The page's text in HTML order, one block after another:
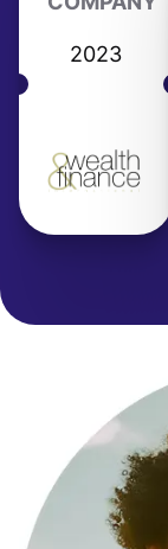
2023